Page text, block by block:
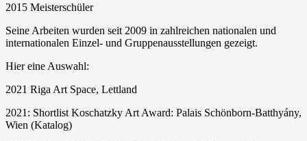
2015 Meisterschüler
Seine Arbeiten wurden seit 2009 in zahlreichen nationalen und
internationalen Einzel- und Gruppenausstellungen gezeigt.
Hier eine Auswahl:
2021 Riga Art Space, Lettland
2021: Shortlist Koschatzky Art Award: Palais Schönborn-Batthyány,
Wien (Katalog)